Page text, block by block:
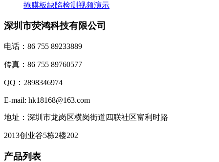
掩膜板缺陷检测视频演示
深圳市荧鸿科技有限公司
电话：86 755 89233889
传真：86 755 89760577
QQ：2898346974
E-mail: hk18168@163.com
地址：深圳市龙岗区横岗街道四联社区富利时路
2013创业谷5栋2楼202
产品列表